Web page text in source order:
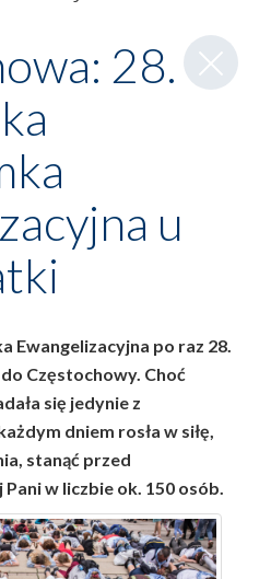
Zamknij
wpis
28.
u
Ewangelizacyjna po raz 28.
Częstochowy. Choć
się jedynie z
dniem rosła w siłę,
stanąć przed
w liczbie ok. 150 osób.